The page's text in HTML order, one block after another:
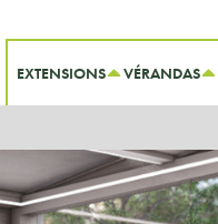
EXTENSIONS VÉRANDAS